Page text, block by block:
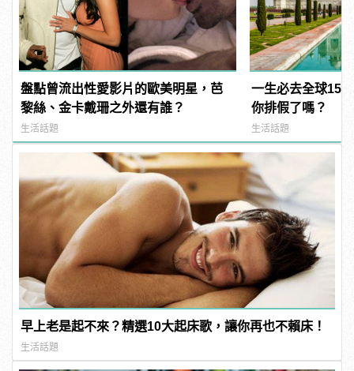
盤點曾流出性愛影片的歐美明星，芭
黎絲、金卡戴珊之外還有誰？
生活話題
一生必去全球15
你排假了嗎？
生活話題
早上老是起不來？精選10大起床歌，讓你再也不賴床！
生活話題